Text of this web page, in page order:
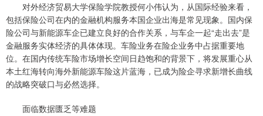
对外经济贸易大学保险学院教授何小伟认为，从国际经验来看，
包括保险公司在内的金融机构服务本国企业出海是常见现象。国内保
险公司与新能源车企已建立良好的合作关系，与车企一起“走出去”是
金融服务实体经济的具体体现。车险业务在险企业务中占据重要地
位。在国内传统车险市场增长空间日趋饱和的背景下，将发展重心从
本土红海转向海外新能源车险这片蓝海，已成为险企寻求新增长曲线
的战略突破口与必然选择。
面临数据匮乏等难题